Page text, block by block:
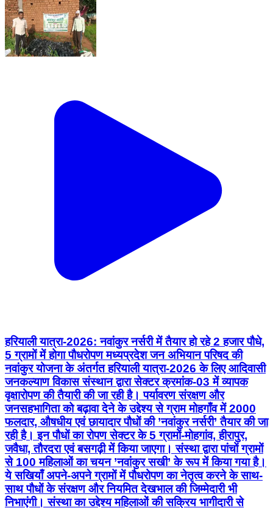
हरियाली यात्रा-2026: नवांकुर नर्सरी में तैयार हो रहे 2 हजार पौधे,
5 ग्रामों में होगा पौधरोपण मध्यप्रदेश जन अभियान परिषद की
नवांकुर योजना के अंतर्गत हरियाली यात्रा-2026 के लिए आदिवासी
जनकल्याण विकास संस्थान द्वारा सेक्टर क्रमांक-03 में व्यापक
वृक्षारोपण की तैयारी की जा रही है। पर्यावरण संरक्षण और
जनसहभागिता को बढ़ावा देने के उद्देश्य से ग्राम मोहगाँव में 2000
फलदार, औषधीय एवं छायादार पौधों की ’नवांकुर नर्सरी’ तैयार की जा
रही है। इन पौधों का रोपण सेक्टर के 5 ग्रामों-मोहगांव, हीरापुर,
जवैधा, तौरदरा एवं बसगढ़ी में किया जाएगा। संस्था द्वारा पांचों ग्रामों
से 100 महिलाओं का चयन ’नवांकुर सखी’ के रूप में किया गया है।
ये सखियाँ अपने-अपने ग्रामों में पौधरोपण का नेतृत्व करने के साथ-
साथ पौधों के संरक्षण और नियमित देखभाल की जिम्मेदारी भी
निभाएंगी। संस्था का उद्देश्य महिलाओं की सक्रिय भागीदारी से